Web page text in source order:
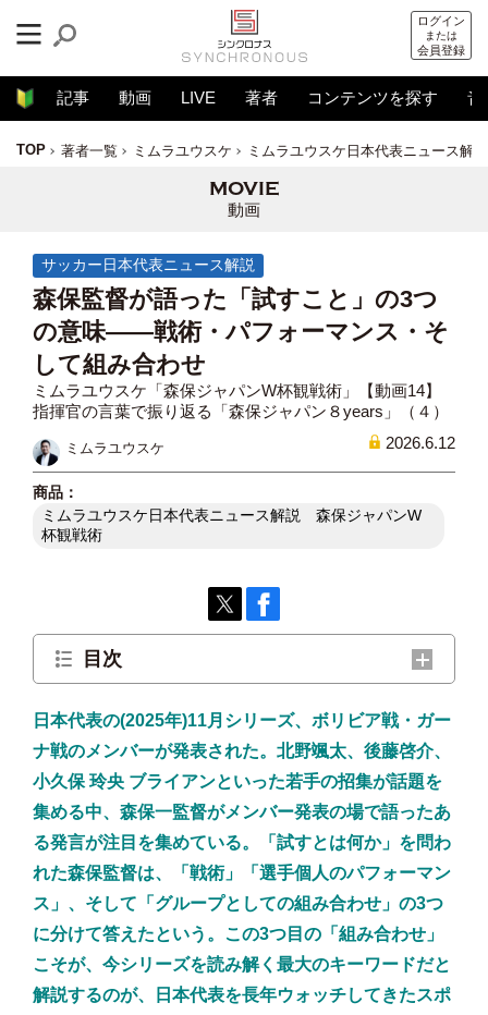
ログイン
または
会員登録
記事 動画 LIVE 著者 コンテンツを探す 音
TOP 著者一覧 ミムラユウスケ ミムラユウスケ日本代表ニュース解
動画
サッカー日本代表ニュース解説
森保監督が語った「試すこと」の3つ
の意味——戦術・パフォーマンス・そ
して組み合わせ
ミムラユウスケ「森保ジャパンW杯観戦術」【動画14】
指揮官の言葉で振り返る「森保ジャパン８years」（４）
ミムラユウスケ 2026.6.12
ミムラユウスケ日本代表ニュース解説 森保ジャパンW
杯観戦術
目次
「チャレンジ枠」という一貫した方針——若
手招集の意味を読む
左サイドバック不在が示す「3バック継続」の
シグナル
森保監督の注目発言——「試すこと」には3つ
の次元がある
11月シリーズの最大の注目点——マチノをど
う組み込むか
日本代表の(2025年)11月シリーズ、ボリビア戦・ガー
ナ戦のメンバーが発表された。北野颯太、後藤啓介、
小久保 玲央 ブライアンといった若手の招集が話題を
集める中、森保一監督がメンバー発表の場で語ったあ
る発言が注目を集めている。「試すとは何か」を問わ
れた森保監督は、「戦術」「選手個人のパフォーマン
ス」、そして「グループとしての組み合わせ」の3つ
に分けて答えたという。この3つ目の「組み合わせ」
こそが、今シリーズを読み解く最大のキーワードだと
解説するのが、日本代表を長年ウォッチしてきたスポ